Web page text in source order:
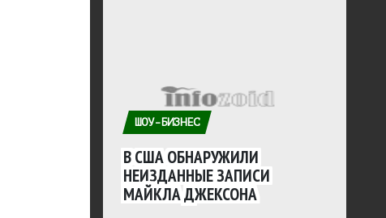
ШОУ-БИЗНЕС
В США ОБНАРУЖИЛИ
НЕИЗДАННЫЕ ЗАПИСИ
МАЙКЛА ДЖЕКСОНА